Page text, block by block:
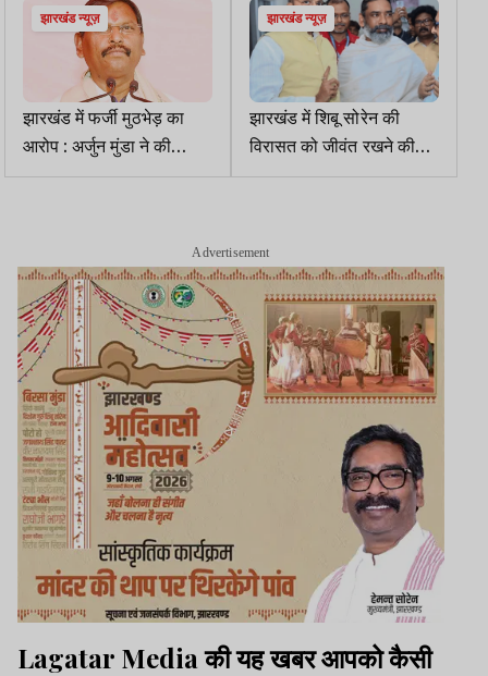
झारखंड न्यूज़
झारखंड में फर्जी मुठभेड़ का
आरोप : अर्जुन मुंडा ने की
उच्चस्तरीय जांच की मांग
झारखंड न्यूज़
झारखंड में शिबू सोरेन की
विरासत को जीवंत रखने की
मांग
Advertisement
Lagatar Media की यह खबर आपको कैसी